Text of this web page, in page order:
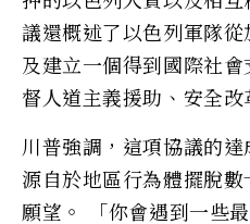
議還概述了以色列軍隊
及建立一個得到國際社
督人道主義援助、安全改
川普強調，這項協議的
源自於地區行為體擺脫
願望。 「你會遇到一些